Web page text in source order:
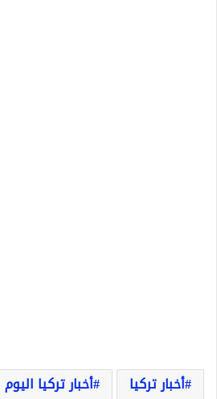
أخبار تركيا
أخبار تركيا اليوم